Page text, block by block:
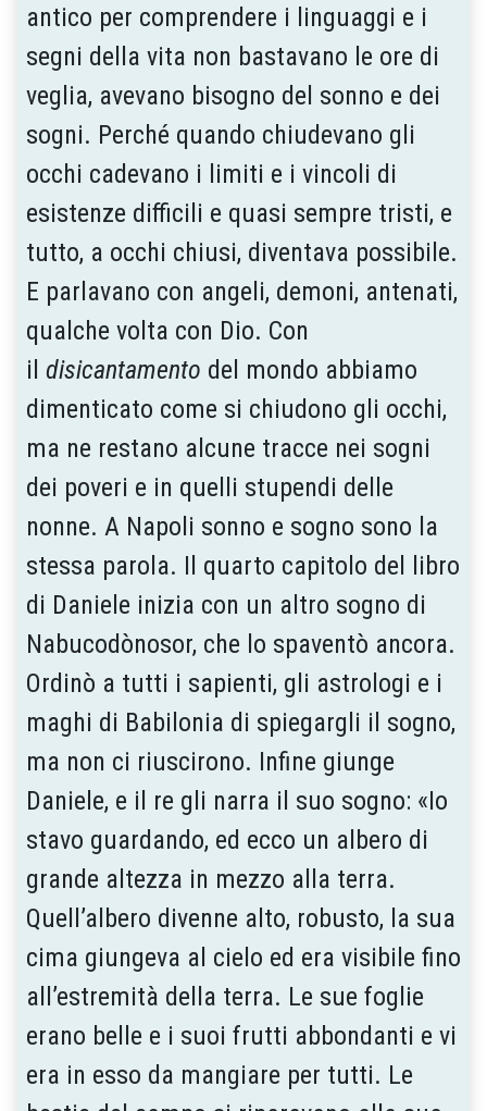
antico per comprendere i linguaggi e i
segni della vita non bastavano le ore di
veglia, avevano bisogno del sonno e dei
sogni. Perché quando chiudevano gli
occhi cadevano i limiti e i vincoli di
esistenze difficili e quasi sempre tristi, e
tutto, a occhi chiusi, diventava possibile.
E parlavano con angeli, demoni, antenati,
qualche volta con Dio. Con
il disicantamento del mondo abbiamo
dimenticato come si chiudono gli occhi,
ma ne restano alcune tracce nei sogni
dei poveri e in quelli stupendi delle
nonne. A Napoli sonno e sogno sono la
stessa parola. Il quarto capitolo del libro
di Daniele inizia con un altro sogno di
Nabucodònosor, che lo spaventò ancora.
Ordinò a tutti i sapienti, gli astrologi e i
maghi di Babilonia di spiegargli il sogno,
ma non ci riuscirono. Infine giunge
Daniele, e il re gli narra il suo sogno: «Io
stavo guardando, ed ecco un albero di
grande altezza in mezzo alla terra.
Quell’albero divenne alto, robusto, la sua
cima giungeva al cielo ed era visibile fino
all’estremità della terra. Le sue foglie
erano belle e i suoi frutti abbondanti e vi
era in esso da mangiare per tutti. Le